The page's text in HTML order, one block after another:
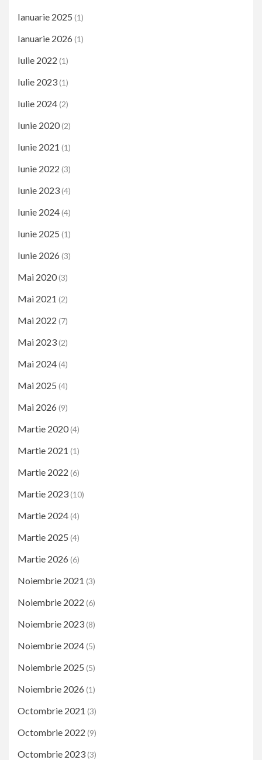
Ianuarie 2025 (1)
Ianuarie 2026 (1)
Iulie 2022 (1)
Iulie 2023(1)
Iulie 2024(2)
Iunie 2020(2)
Iunie 2021 (1)
Iunie 2022 (3)
Iunie 2023(4)
Iunie 2024(4)
Iunie 2025 (1)
Iunie 2026 (3)
Mai 2020(3)
Mai 2021 (2)
Mai 2022 (7)
Mai 2023(2)
Mai 2024(4)
Mai 2025 (4)
Mai 2026 (9)
Martie 2020(4)
Martie 2021 (1)
Martie 2022 (6)
Martie 2023(10)
Martie 2024(4)
Martie 2025 (4)
Martie 2026 (6)
Noiembrie 2021 (3)
Noiembrie 2022 (6)
Noiembrie 2023(8)
Noiembrie 2024(5)
Noiembrie 2025 (5)
Noiembrie 2026 (1)
Octombrie 2021 (3)
Octombrie 2022 (9)
Octombrie 2023(3)